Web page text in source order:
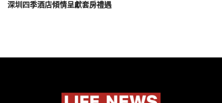
深圳四季酒店傾情呈獻套房禮遇